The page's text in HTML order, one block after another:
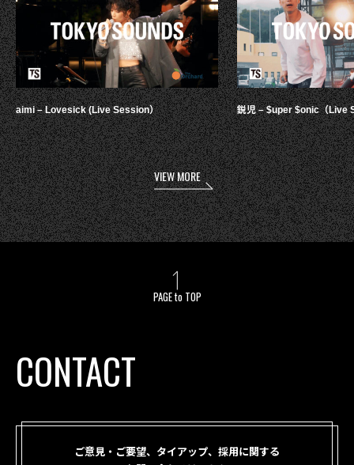
aimi – Lovesick (Live Session） 鋭児 – $uper $onic（Live
VIEW MORE
PAGE to TOP
CONTACT
ご意見・ご要望、タイアップ、採用に関する